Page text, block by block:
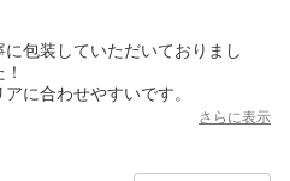
包装していただいておりまし
に合わせやすいです。
さらに表示